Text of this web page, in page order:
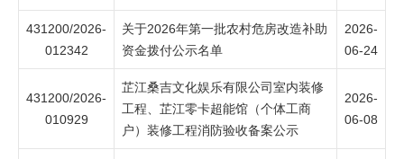
431200/2026-
012342
关于2026年第一批农村危房改造补助
资金拨付公示名单
2026-
06-24
431200/2026-
010929
芷江桑吉文化娱乐有限公司室内装修
工程、芷江零卡超能馆（个体工商
户）装修工程消防验收备案公示
2026-
06-08